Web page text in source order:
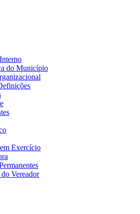
do Município
Exercício
Vereador